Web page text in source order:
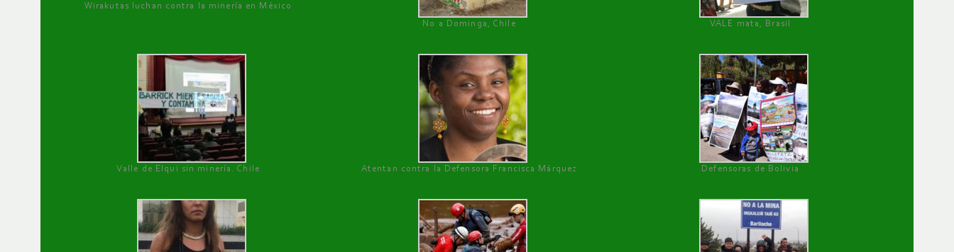
Wirakutas luchan contra la minería en México
No a Dominga, Chile
VALE mata, Brasil
Valle de Elqui sin minería. Chile Atentan contra la Defensora Francisca Márquez Defensoras de Bolivia